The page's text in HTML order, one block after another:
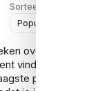
Sorteer:
over meerdere
vind je vooral
prijs en bij